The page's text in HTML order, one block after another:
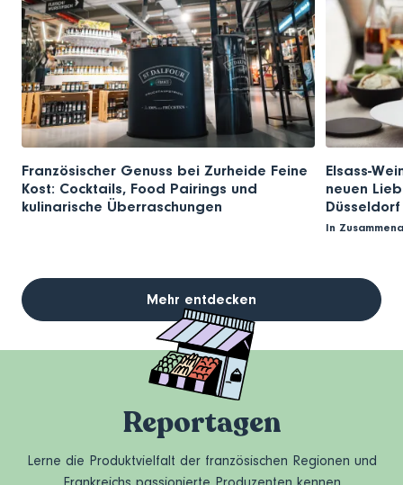
Französischer Genuss bei Zurheide Feine
Kost: Cocktails, Food Pairings und
kulinarische Überraschungen
Elsass-
neuen
Düsseldorf
In
Mehr entdecken
Reportagen
Lerne die Produktvielfalt der französischen Regionen und